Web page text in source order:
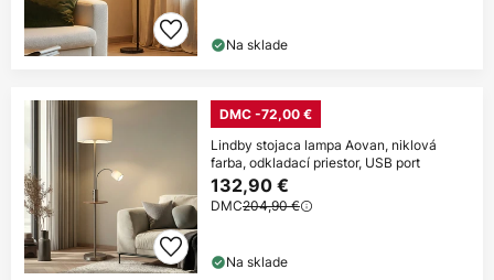
Na sklade
DMC -72,00 €
Lindby stojaca lampa Aovan, niklová
farba, odkladací priestor, USB port
132,90 €
DMC204,90 €
Na sklade